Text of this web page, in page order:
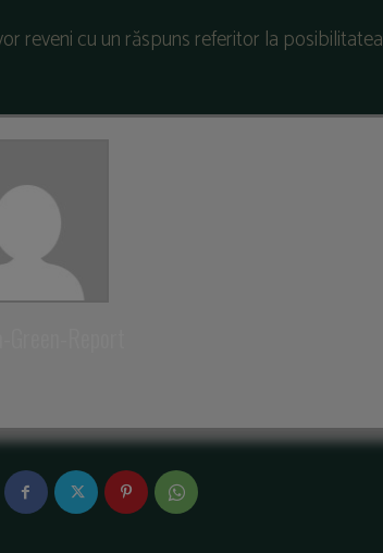
reveni cu un răspuns referitor la posibilitatea